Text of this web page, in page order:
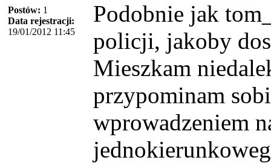
Postów: 1
Data rejestracji:
19/01/2012 11:45
Podobnie jak
policji, jakoby
Mieszkam
przypominam
wprowadzeniem